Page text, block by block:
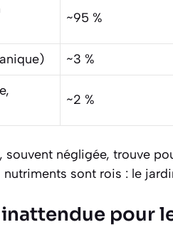
~95 %
~3 %
~2 %
souvent négligée, trouve
sont rois : le
pour